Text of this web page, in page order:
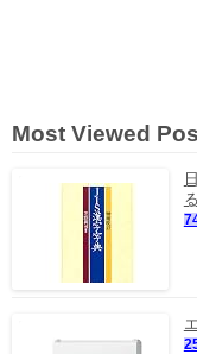
Most Viewed